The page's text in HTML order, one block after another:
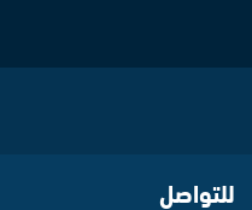
للتواصل